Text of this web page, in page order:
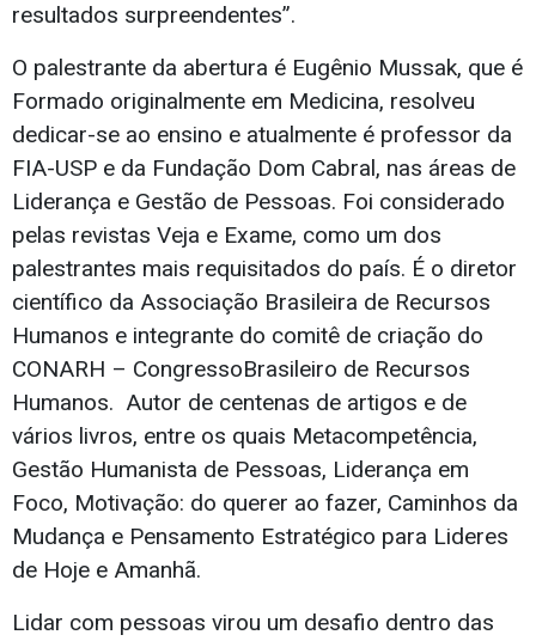
resultados surpreendentes”.
O palestrante da abertura é Eugênio Mussak, que é
Formado originalmente em Medicina, resolveu
dedicar-se ao ensino e atualmente é professor da
FIA-USP e da Fundação Dom Cabral, nas áreas de
Liderança e Gestão de Pessoas. Foi considerado
pelas revistas Veja e Exame, como um dos
palestrantes mais requisitados do país. É o diretor
científico da Associação Brasileira de Recursos
Humanos e integrante do comitê de criação do
CONARH – CongressoBrasileiro de Recursos
Humanos. Autor de centenas de artigos e de
vários livros, entre os quais Metacompetência,
Gestão Humanista de Pessoas, Liderança em
Foco, Motivação: do querer ao fazer, Caminhos da
Mudança e Pensamento Estratégico para Lideres
de Hoje e Amanhã.
Lidar com pessoas virou um desafio dentro das